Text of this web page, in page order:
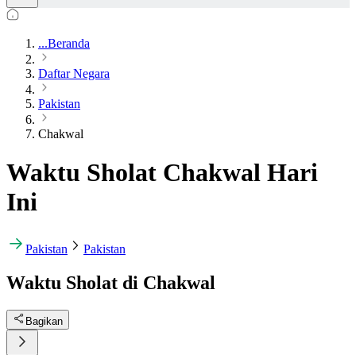
...Beranda
Daftar Negara
Pakistan
Chakwal
Waktu Sholat Chakwal Hari
Ini
Pakistan Pakistan
Waktu Sholat di Chakwal
Bagikan